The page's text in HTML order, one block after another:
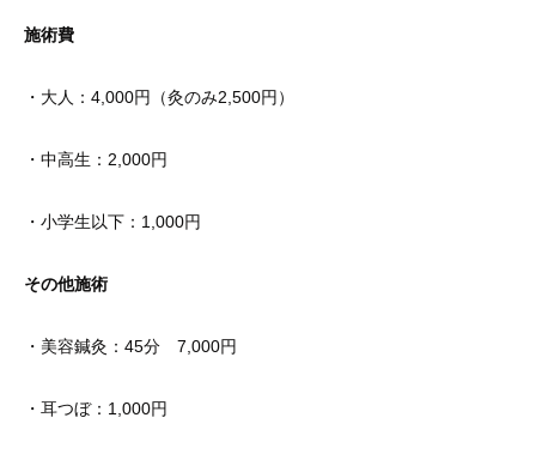
施術費
・大人：4,000円（灸のみ2,500円）
・中高生：2,000円
・小学生以下：1,000円
その他施術
・美容鍼灸：45分 7,000円
・耳つぼ：1,000円